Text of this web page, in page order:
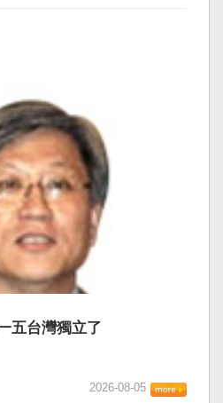
五台灣獨立了
2026-08-05